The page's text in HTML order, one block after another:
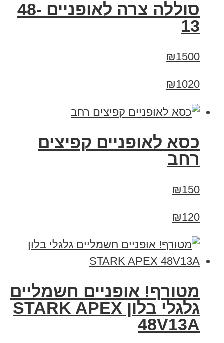
סוללה צרה לאופניים 48-
13
₪1500
₪1020
כסא לאופניים קפיצים
רחב
₪150
₪120
מטורף! אופניים חשמליים
גלגלי בלון STARK APEX
48V13A